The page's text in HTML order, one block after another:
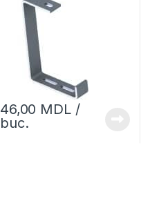
46,00 MDL/
buc.